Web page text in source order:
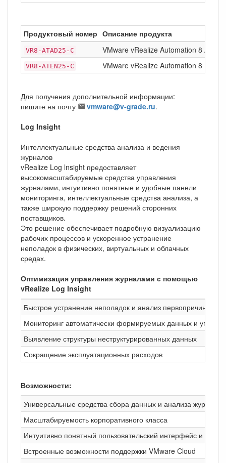
Продуктовый номер Описание продукта
VR8-ATAD25-C VMware vRealize Automation 8
VR8-ATEN25-C VMware vRealize Automation 8
Для получения дополнительной информации:
пишите на почту
vmware@v-grade.ru.
Log Insight
Интеллектуальные средства анализа и ведения
журналов
vRealize Log lnsight предоставляет
высокомасштабируемые средства управления
журналами, интуитивно понятные и удобные панели
мониторинга, интеллектуальные средства анализа, а
также широкую поддержку решений сторонних
поставщиков.
Это решение обеспечивает подробную визуализацию
рабочих процессов и ускоренное устранение
неполадок в физических, виртуальных и облачных
средах.
Оптимизация управления журналами с помощью
vRealize Log Insight
Быстрое устранение неполадок и анализ первопричин
Мониторинг автоматически формируемых данных и
Выявление структуры неструктурированных данных
Сокращение эксплуатационных расходов
Возможности:
Универсальные средства сбора данных и анализа журналов
Масштабируемость корпоративного класса
Интуитивно понятный пользовательский интерфейс и
Встроенные возможности поддержки VMware Cloud